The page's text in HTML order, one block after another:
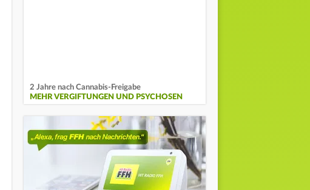
2 Jahre nach Cannabis-Freigabe
MEHR VERGIFTUNGEN UND PSYCHOSEN